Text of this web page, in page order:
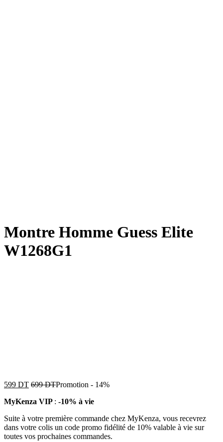
Montre Homme Guess Elite
W1268G1
599 DT 699DTPromotion - 14%
MyKenza VIP : -10% à vie
Suite à votre première commande chez MyKenza, vous recevrez
dans votre colis un code promo fidélité de 10% valable à vie sur
toutes vos prochaines commandes.